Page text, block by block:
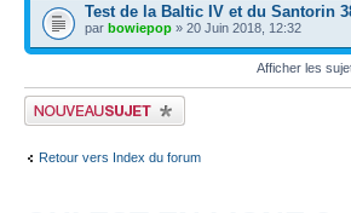
Test de la Baltic IV et du Santorin
par bowiepop » 20 Juin 2018, 12:32
Afficher les
Publier un nouveau sujet
Retour vers Index du forum